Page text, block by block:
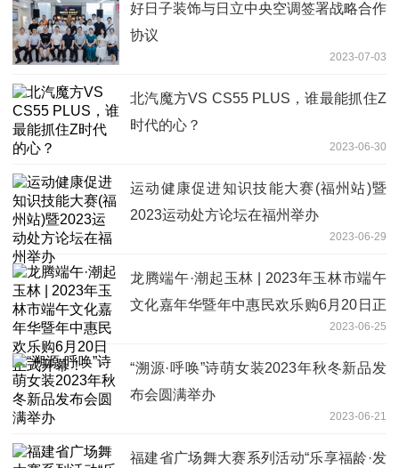
好日子装饰与日立中央空调签署战略合作
协议
2023-07-03
北汽魔方VS CS55 PLUS，谁最能抓住Z
时代的心？
2023-06-30
运动健康促进知识技能大赛(福州站)暨
2023运动处方论坛在福州举办
2023-06-29
龙腾端午·潮起玉林 | 2023年玉林市端午
文化嘉年华暨年中惠民欢乐购6月20日正
2023-06-25
“溯源·呼唤”诗萌女装2023年秋冬新品发
布会圆满举办
2023-06-21
福建省广场舞大赛系列活动“乐享福龄·发